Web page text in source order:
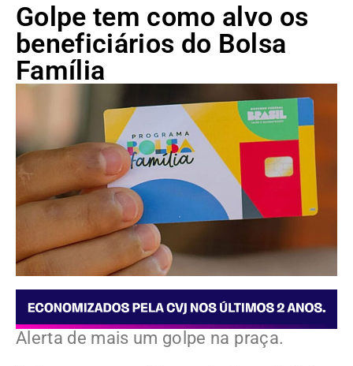
Golpe tem como alvo os
beneficiários do Bolsa
Família
Alerta de mais um golpe na praça.